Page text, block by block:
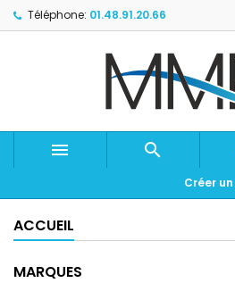
Téléphone: 01.48.91.20.66
 
Créer
ACCUEIL
MARQUES